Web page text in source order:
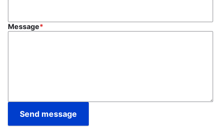
Message